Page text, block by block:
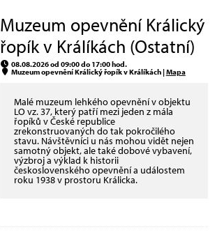
Muzeum opevnění Králický
řopík v Králíkách (Ostatní)
08.08.2026 od 09:00 do 17:00 hod.
Muzeum opevnění Králický řopík v Králíkách |Mapa
Malé muzeum lehkého opevnění v objektu
LO vz. 37, který patří mezi jeden z mála
řopíků v České republice
zrekonstruovaných do tak pokročilého
stavu. Návštěvníci u nás mohou vidět nejen
samotný objekt, ale také dobové vybavení,
výzbroj a výklad k historii
československého opevnění a událostem
roku 1938 v prostoru Králicka.